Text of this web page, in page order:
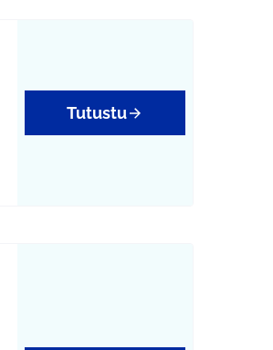
Tutustu